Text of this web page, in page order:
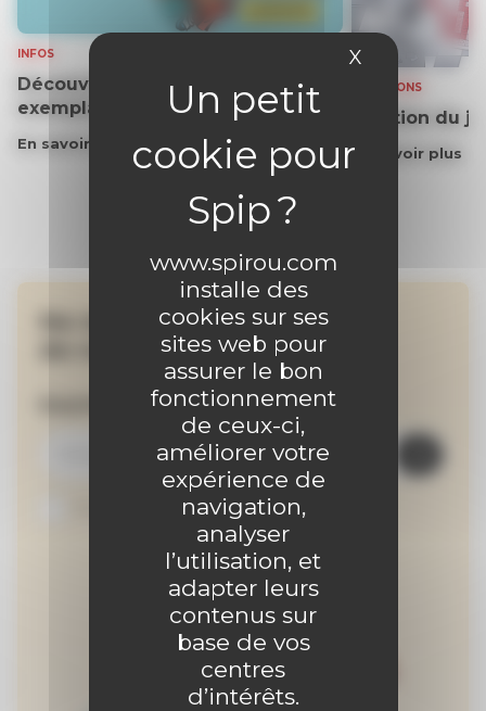
www.spirou.com
installe des
cookies sur ses
sites web pour
assurer le bon
fonctionnement
de ceux-ci,
améliorer votre
expérience de
navigation,
analyser
l’utilisation, et
adapter leurs
contenus sur
base de vos
centres
d’intérêts.
X Masquer le
INFOS
Découvrez gratuitement un
exemplaire du journal !
En savoir plus
SOLUTIONS
Solution du
En savoir plus
Ne manquez aucune
de nos actualités !
Inscrivez-vous à la newsletter
Je suis abonné au site